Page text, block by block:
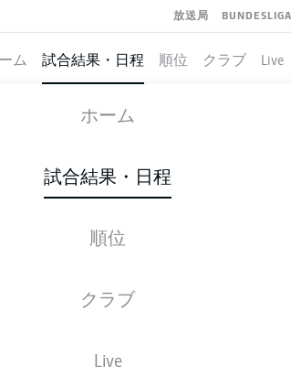
放送局
ム 試合結果・日程 順位 クラブ Live
ホーム
試合結果・日程
順位
クラブ
Live
BREMEN PADERBORN
スターティングメンバー